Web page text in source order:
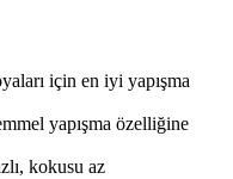
için en iyi yapışma
yapışma özelliğine
kokusu az